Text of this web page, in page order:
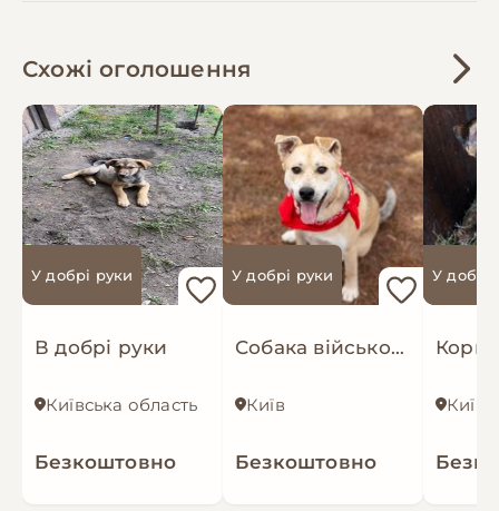
Схожі оголошення
У добрі руки
В добрі руки
Київська область
Безкоштовно
У добрі руки
Собака військових з фронту Маруся
Київ
Безкоштовно
У добрі
Київ